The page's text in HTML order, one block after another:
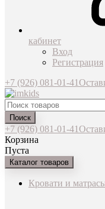
кабинет
Вход
Регистрация
+7 (926) 081-01-41
Поиск
+7 (926) 081-01-41
Корзина
Пуста
Каталог товаров
Кровати и